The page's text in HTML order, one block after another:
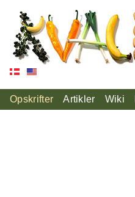
Opskrifter Artikler Wiki